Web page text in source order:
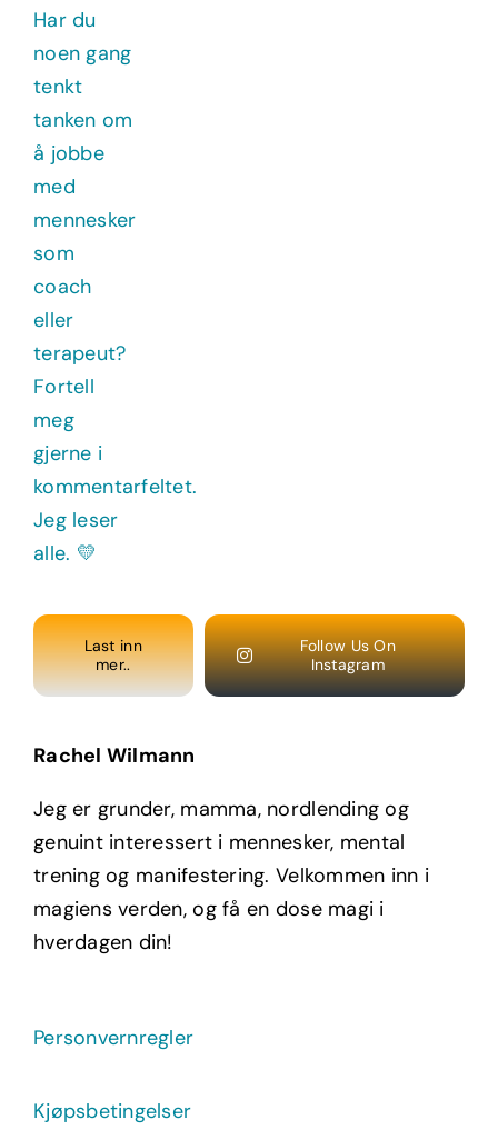
Last inn
mer..
Follow Us On
Instagram
Rachel Wilmann
Jeg er grunder, mamma, nordlending og
genuint interessert i mennesker, mental
trening og manifestering. Velkommen inn i
magiens verden, og få en dose magi i
hverdagen din!
Personvernregler
Kjøpsbetingelser